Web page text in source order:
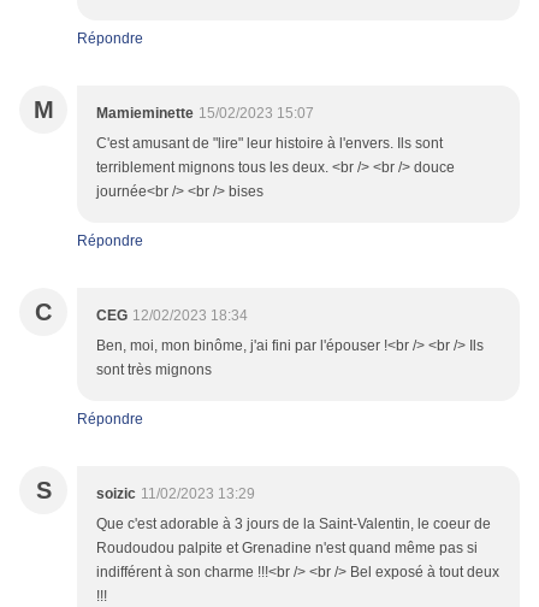
Répondre
M Mamieminette 15/02/2023 15:07
C'est amusant de "lire" leur histoire à l'envers. Ils sont
terriblement mignons tous les deux. <br /> <br /> douce
journée<br /> <br /> bises
Répondre
C CEG 12/02/2023 18:34
Ben, moi, mon binôme, j'ai fini par l'épouser !<br /> <br /> Ils
sont très mignons
Répondre
S soizic 11/02/2023 13:29
Que c'est adorable à 3 jours de la Saint-Valentin, le coeur de
Roudoudou palpite et Grenadine n'est quand même pas si
indifférent à son charme !!!<br /> <br /> Bel exposé à tout deux
!!!